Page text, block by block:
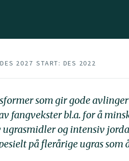
2027 START: DES 2022
som gir gode
fangvekster bl.a. for å
og intensiv
på flerårige ugras som